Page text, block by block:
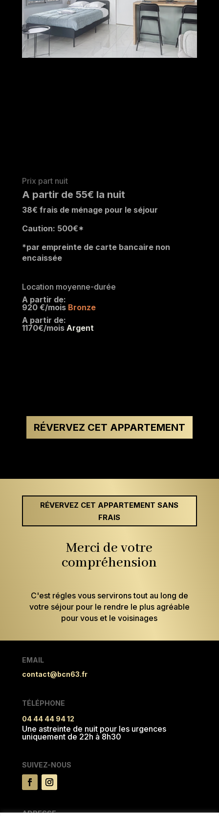
Prix part nuit
A partir de 55€ la nuit
38€ frais de ménage pour le séjour
Caution: 500€*
*par empreinte de carte bancaire non
encaissée
Location moyenne-durée
A partir de:
920 €/mois Bronze
A partir de:
1170€/mois Argent
RÉVERVEZ CET APPARTEMENT
RÉVERVEZ CET APPARTEMENT SANS
FRAIS
Merci de votre
compréhension
C'est régles vous servirons tout au long de
votre séjour pour le rendre le plus agréable
pour vous et le voisinages
EMAIL
contact@bcn63.fr
TÉLÉPHONE
04 44 44 94 12
Une astreinte de nuit pour les urgences
uniquement de 22h à 8h30
SUIVEZ-NOUS
ADRESSE